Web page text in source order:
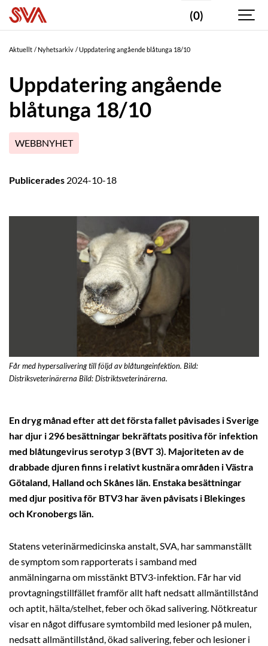
(0)
Aktuellt Nyhetsarkiv Uppdatering angående blåtunga 18/10
Uppdatering angående
blåtunga 18/10
WEBBNYHET
Publicerades 2024-10-18
Får med hypersalivering till följd av blåtungeinfektion. Bild:
Distriksveterinärerna Bild: Distriktsveterinärerna.
En dryg månad efter att det första fallet påvisades i Sverige
har djur i 296 besättningar bekräftats positiva för infektion
med blåtungevirus serotyp 3 (BVT 3). Majoriteten av de
drabbade djuren finns i relativt kustnära områden i Västra
Götaland, Halland och Skånes län. Enstaka besättningar
med djur positiva för BTV3 har även påvisats i Blekinges
och Kronobergs län.
Statens veterinärmedicinska anstalt, SVA, har sammanställt
de symptom som rapporterats i samband med
anmälningarna om misstänkt BTV3-infektion. Får har vid
provtagningstillfället framför allt haft nedsatt allmäntillstånd
och aptit, hälta/stelhet, feber och ökad salivering. Nötkreatur
visar en något diffusare symtombild med lesioner på mulen,
nedsatt allmäntillstånd, ökad salivering, feber och lesioner i